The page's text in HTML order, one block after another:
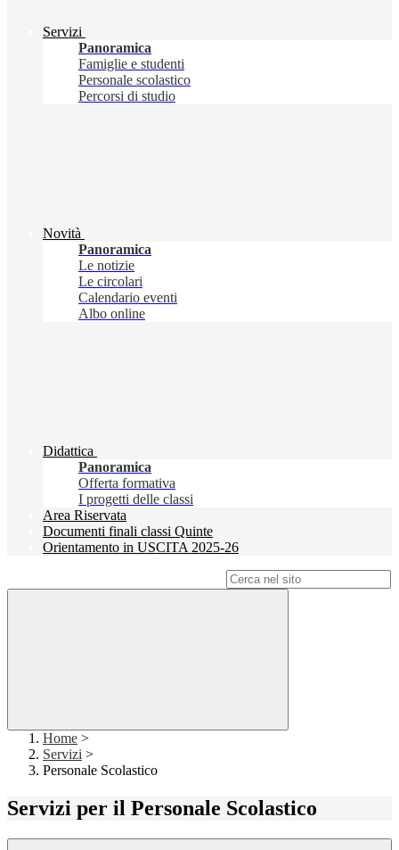
Servizi
Panoramica
Famiglie e studenti
Personale scolastico
Percorsi di studio
Novità
Panoramica
Le notizie
Le circolari
Calendario eventi
Albo online
Didattica
Panoramica
Offerta formativa
I progetti delle classi
Area Riservata
Documenti finali classi Quinte
Orientamento in USCITA 2025-26
Home >
Servizi >
Personale Scolastico
Servizi per il Personale Scolastico